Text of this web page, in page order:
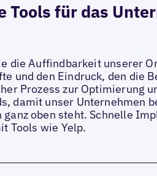
Tools für das
die Auffindbarkeit unserer
und den Eindruck, den die
Prozess zur Optimierung
damit unser Unternehmen
ganz oben steht. Schnelle
Tools wie Yelp.